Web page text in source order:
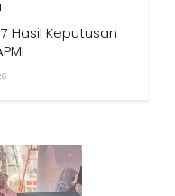
Hasil Keputusan